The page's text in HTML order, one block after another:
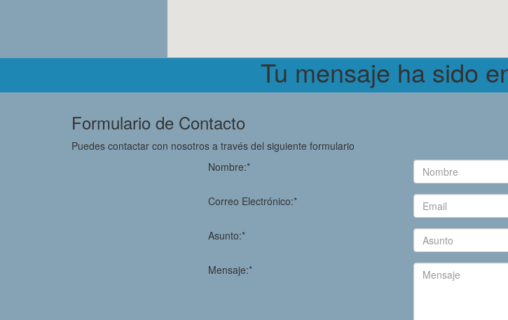
Tu mensaje ha sido
Formulario de Contacto
Puedes contactar con nosotros a través del siguiente formulario
Nombre:*
Correo Electrónico:*
Asunto:*
Mensaje:*